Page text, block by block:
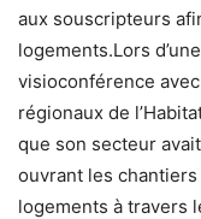
aux souscripteurs
logements.Lors
visioconférence
régionaux de
que son secteur
ouvrant les
logements à travers